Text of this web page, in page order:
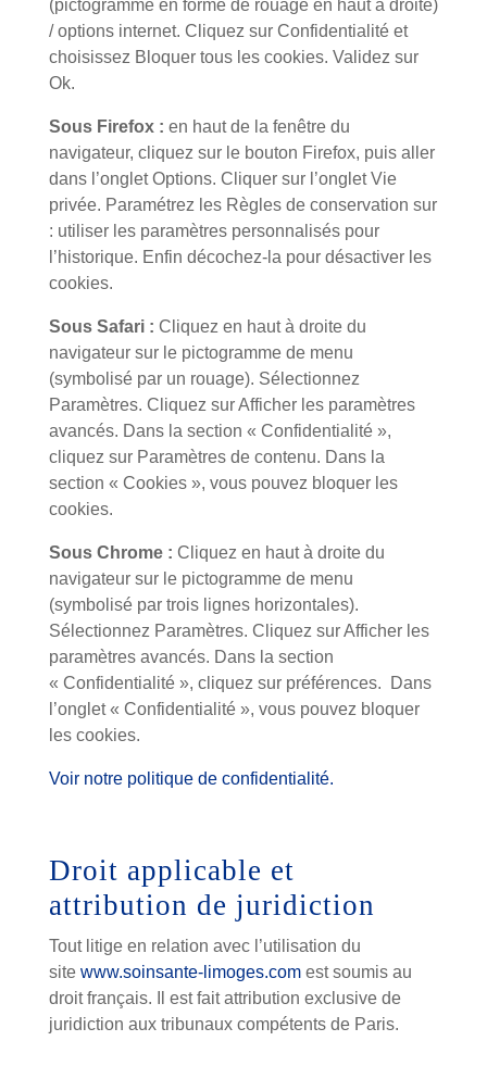
(pictogramme en forme de rouage en haut a droite)
/ options internet. Cliquez sur Confidentialité et
choisissez Bloquer tous les cookies. Validez sur
Ok.
Sous Firefox : en haut de la fenêtre du
navigateur, cliquez sur le bouton Firefox, puis aller
dans l’onglet Options. Cliquer sur l’onglet Vie
privée. Paramétrez les Règles de conservation sur
: utiliser les paramètres personnalisés pour
l’historique. Enfin décochez-la pour désactiver les
cookies.
Sous Safari : Cliquez en haut à droite du
navigateur sur le pictogramme de menu
(symbolisé par un rouage). Sélectionnez
Paramètres. Cliquez sur Afficher les paramètres
avancés. Dans la section « Confidentialité »,
cliquez sur Paramètres de contenu. Dans la
section « Cookies », vous pouvez bloquer les
cookies.
Sous Chrome : Cliquez en haut à droite du
navigateur sur le pictogramme de menu
(symbolisé par trois lignes horizontales).
Sélectionnez Paramètres. Cliquez sur Afficher les
paramètres avancés. Dans la section
« Confidentialité », cliquez sur préférences. Dans
l’onglet « Confidentialité », vous pouvez bloquer
les cookies.
Voir notre politique de confidentialité.
Droit applicable et
attribution de juridiction
Tout litige en relation avec l’utilisation du
site www.soinsante-limoges.comest soumis au
droit français. Il est fait attribution exclusive de
juridiction aux tribunaux compétents de Paris.